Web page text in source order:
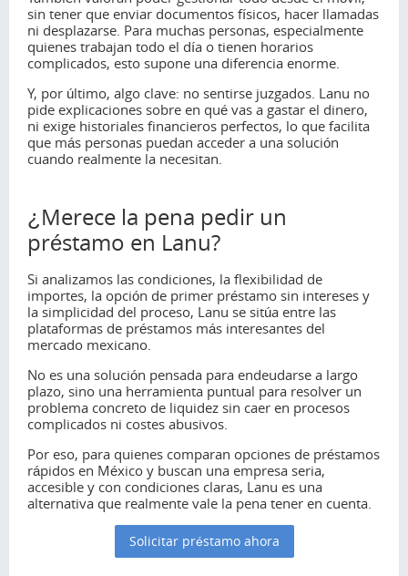
sin tener que enviar documentos físicos, hacer llamadas
ni desplazarse. Para muchas personas, especialmente
quienes trabajan todo el día o tienen horarios
complicados, esto supone una diferencia enorme.
Y, por último, algo clave: no sentirse juzgados. Lanu no
pide explicaciones sobre en qué vas a gastar el dinero,
ni exige historiales financieros perfectos, lo que facilita
que más personas puedan acceder a una solución
cuando realmente la necesitan.
¿Merece la pena pedir un
préstamo en Lanu?
Si analizamos las condiciones, la flexibilidad de
importes, la opción de primer préstamo sin intereses y
la simplicidad del proceso, Lanu se sitúa entre las
plataformas de préstamos más interesantes del
mercado mexicano.
No es una solución pensada para endeudarse a largo
plazo, sino una herramienta puntual para resolver un
problema concreto de liquidez sin caer en procesos
complicados ni costes abusivos.
Por eso, para quienes comparan opciones de préstamos
rápidos en México y buscan una empresa seria,
accesible y con condiciones claras, Lanu es una
alternativa que realmente vale la pena tener en cuenta.
Solicitar préstamo ahora